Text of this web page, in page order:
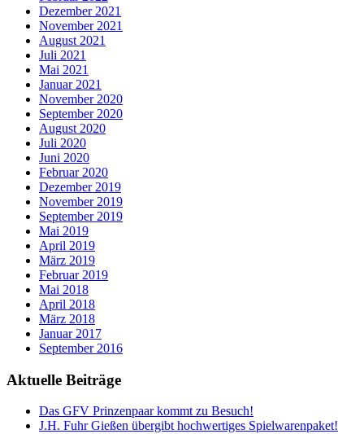
Dezember 2021
November 2021
August 2021
Juli 2021
Mai 2021
Januar 2021
November 2020
September 2020
August 2020
Juli 2020
Juni 2020
Februar 2020
Dezember 2019
November 2019
September 2019
Mai 2019
April 2019
März 2019
Februar 2019
Mai 2018
April 2018
März 2018
Januar 2017
September 2016
Aktuelle Beiträge
Das GFV Prinzenpaar kommt zu Besuch!
J.H. Fuhr Gießen übergibt hochwertiges Spielwarenpaket!